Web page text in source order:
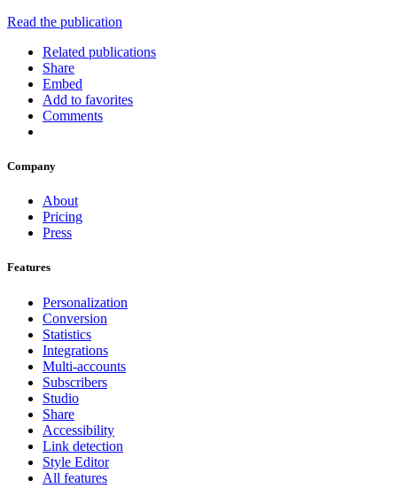
Read the publication
Related publications
Share
Embed
Add to favorites
Comments
Company
About
Pricing
Press
Features
Personalization
Conversion
Statistics
Integrations
Multi-accounts
Subscribers
Studio
Share
Accessibility
Link detection
Style Editor
All features